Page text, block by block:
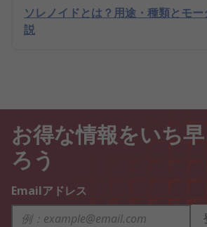
ソレノイドとは？用途・種類とモ
説
お得な情報をいち
ろう
Emailアドレス